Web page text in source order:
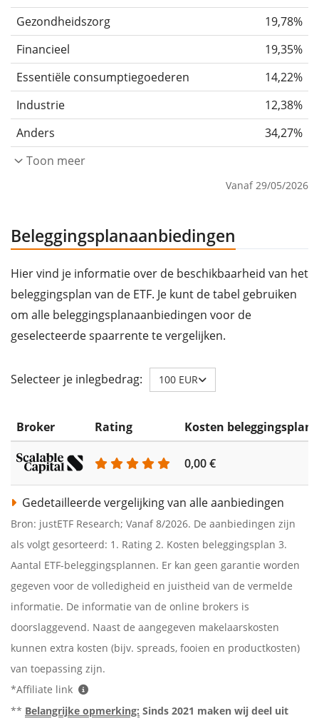
Gezondheidszorg
19,78%
Financieel
19,35%
Essentiële consumptiegoederen
14,22%
Industrie
12,38%
Anders
34,27%
Toon meer
Vanaf 29/05/2026
Beleggingsplanaanbiedingen
Hier vind je informatie over de beschikbaarheid van het
beleggingsplan van de ETF. Je kunt de tabel gebruiken
om alle beleggingsplanaanbiedingen voor de
geselecteerde spaarrente te vergelijken.
Selecteer je inlegbedrag: 100 EUR
Broker Rating Kosten beleggingsplan
0,00 €
Gedetailleerde vergelijking van alle aanbiedingen
Bron: justETF Research; Vanaf 8/2026. De aanbiedingen zijn
als volgt gesorteerd: 1. Rating 2. Kosten beleggingsplan 3.
Aantal ETF-beleggingsplannen. Er kan geen garantie worden
gegeven voor de volledigheid en juistheid van de vermelde
informatie. De informatie van de online brokers is
doorslaggevend. Naast de aangegeven makelaarskosten
kunnen extra kosten (bijv. spreads, fooien en productkosten)
van toepassing zijn.
*Affiliate link
** Belangrijke opmerking: Sinds 2021 maken wij deel uit